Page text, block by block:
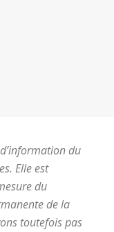
du
Elle est
du
de la
toutefois pas